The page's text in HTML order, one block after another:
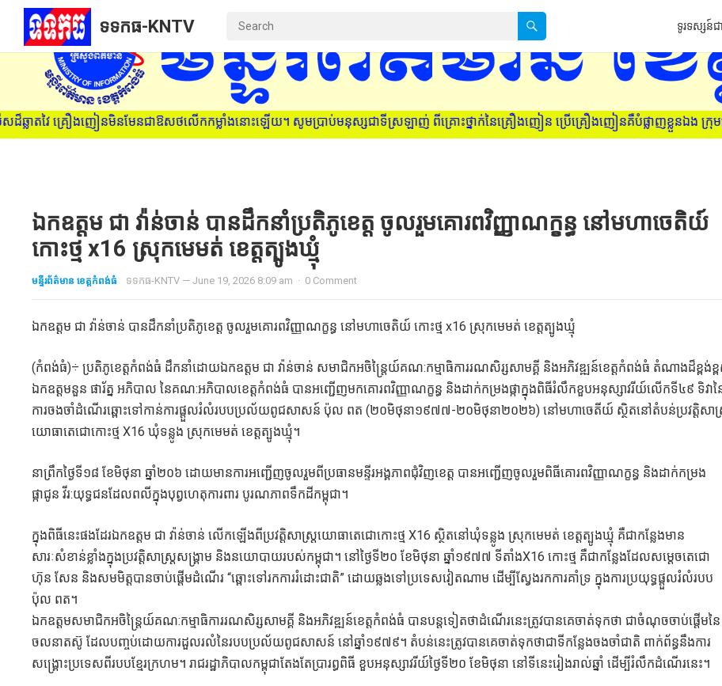
ាឱសថលើកកម្លាំងនោះឡើយ។ សូមប្រាប់មនុស្សជាទីស្រឡាញ់ ពីគ្រោះថ្នាក់នៃគ្រឿងញៀន ប្រើគ្រឿងញៀនគឺបំផ្លាញខ្លួនឯង ក្រុមគ្រួសារ និងសង្គមជាតិ
ទទកធ-KNTV ទូរទស្សន៍ជ
ឯកឧត្តម ជា វ៉ាន់ចាន់ បានដឹកនាំប្រតិភូខេត្ត ចូលរួមគោរពវិញ្ញាណក្ខន្ធ នៅមហាចេតិយ៍
កោះថ្ម x16 ស្រុកមេមត់ ខេត្តត្បូងឃ្មុំ
មន្ទីរព័ត៌មាន ខេត្តកំពង់ធំ ទទកធ-KNTV —June 19, 2026 8:09 am · 0 Comment
ឯកឧត្តម ជា វ៉ាន់ចាន់ បានដឹកនាំប្រតិភូខេត្ត ចូលរួមគោរពវិញ្ញាណក្ខន្ធ នៅមហាចេតិយ៍ កោះថ្ម x16 ស្រុកមេមត់ ខេត្តត្បូងឃ្មុំ
(កំពង់ធំ)÷ ប្រតិភូខេត្តកំពង់ធំ ដឹកនាំដោយឯកឧត្តម ជា វ៉ាន់ចាន់ សមាជិកអចិន្ត្រៃយ៍គណ:កម្មាធិការរណសិរ្សសាមគ្គី និងអភិវឌ្ឍន៍ខេត្តកំពង់ធំ តំណាងដ៏ខ្ពង់ខ្
ឯកឧត្តមនួន ផារ័ត្ន អភិបាល នៃគណ:អភិបាលខេត្តកំពង់ធំ បានអញ្ជើញមកគោរពវិញ្ញាណក្ខន្ធ និងដាក់កម្រងផ្កាក្នុងពិធីរំលឹកខួបអនុស្សាវរីយ៍លេីកទី៤៩ ទិវាន
ការចងចាំដំណេីរឆ្ពោះទៅកាន់ការផ្តួលរំលំរបបប្រល័យពូជសាសន៍ ប៉ុល ពត (២០មិថុនា១៩៧៧-២០មិថុនា២០២៦) នៅមហាចេតីយ៍ ស្ថិតនៅតំបន់ប្រវត្តិសាស្
យោធាតេជោកោះថ្ម X16 ឃុំទន្លូង ស្រុកមេមត់ ខេត្តត្បូងឃ្មុំ។
នាព្រឹកថ្ងៃទី១៨ ខែមិថុនា ឆ្នាំ២០៦ ដោយមានការអញ្ជើញចូលរួមពីប្រធានមន្ទីរអង្គភាពជុំវិញខេត្ត បានអញ្ជើញ​ចូលរួម​ពិធីគោរពវិញ្ញាណក្ខន្ធ និងដាក់កម្រង
ផ្កាជូន វីរ:យុទ្ធជនដែលពលីក្នុងបុព្វហេតុការពារ បូរណភាពទឹកដីកម្ពុជា។
ក្នុងពិធីនេះផងដែរឯកឧត្តម ជា វ៉ាន់ចាន់ លើកឡើងពីប្រវត្តិសាស្រ្តយោធាតេជោកោះថ្ម X16 ស្ថិតនៅឃុំទន្លូង ស្រុកមេមត់ ខេត្តត្បូងឃ្មុំ គឺជាកន្លែងមាន
សារៈសំខាន់ខ្លាំងក្នុងប្រវត្តិសាស្រ្តសង្គ្រាម និងនយោបាយរបស់កម្ពុជា។ នៅថ្ងៃទី២០ ខែមិថុនា ឆ្នាំ១៩៧៧ ទីតាំងX16 កោះថ្ម គឺជាកន្លែងដែលសម្ដេចតេជោ
ហ៊ុន សែន និងសមមិត្តបានចាប់ផ្តើមដំណើរ “ឆ្ពោះទៅរកការរំដោះជាតិ” ដោយឆ្លងទៅប្រទេសវៀតណាម ដើម្បីស្វែងរកការគាំទ្រ ក្នុងការប្រយុទ្ធផ្តួលរំលំរបប
ប៉ុល ពត។
ឯកឧត្តមសមាជិកអចិន្ត្រៃយ៍គណ:កម្មាធិការរណសិរ្សសាមគ្គី និងអភិវឌ្ឍន៍ខេត្តកំពង់ធំ បានបន្តទៀតថាដំណើរនេះត្រូវបានគេចាត់ទុកថា ជាចំណុចចាប់ផ្តើមនៃ
ចលនាតស៊ូ ដែលបញ្ចប់ដោយការដួលរលំនៃរបបប្រល័យពូជសាសន៍ នៅឆ្នាំ១៩៧៩។ តំបន់នេះត្រូវបានគេចាត់ទុកថាជាទីកន្លែងចងចាំជាតិ ពាក់ព័ន្ធនឹងការ
សង្គ្រោះប្រទេសពីរបបខ្មែរក្រហម។ រាជរដ្ឋាភិបាលកម្ពុជាតែងតែប្រារព្ធពិធី ខួបអនុស្សាវរីយ៍ថ្ងៃទី២០ ខែមិថុនា នៅទីនេះរៀងរាល់ឆ្នាំ ដើម្បីរំលឹកដំណើរនេះ។